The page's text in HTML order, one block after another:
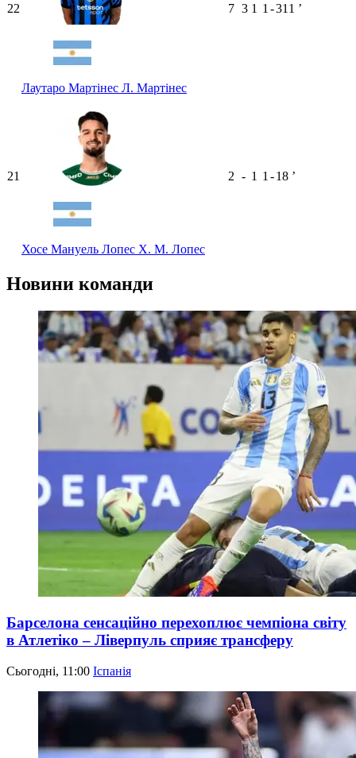
22
Лаутаро Мартінес Л. Мартінес
7 3 1 1 -311 ʼ
21
Хосе Мануель Лопес Х. М. Лопес
2 - 1 1 -18 ʼ
Новини команди
Барселона сенсаційно перехоплює чемпіона світу
в Атлетіко – Ліверпуль сприяє трансферу
Сьогодні, 11:00 Іспанія